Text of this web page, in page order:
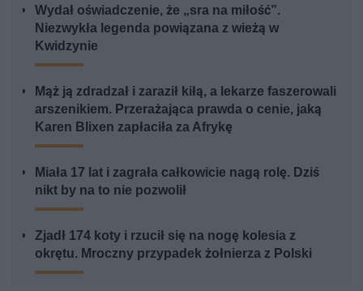
Wydał oświadczenie, że „sra na miłość”.
Niezwykła legenda powiązana z wieżą w
Kwidzynie
Mąż ją zdradzał i zaraził kiłą, a lekarze faszerowali
arszenikiem. Przerażająca prawda o cenie, jaką
Karen Blixen zapłaciła za Afrykę
Miała 17 lat i zagrała całkowicie nagą rolę. Dziś
nikt by na to nie pozwolił
Zjadł 174 koty i rzucił się na nogę kolesia z
okrętu. Mroczny przypadek żołnierza z Polski